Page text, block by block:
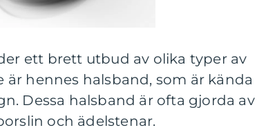
ett brett utbud av olika typer av
är hennes halsband, som är kända
Dessa halsband är ofta gjorda av
och ädelstenar.